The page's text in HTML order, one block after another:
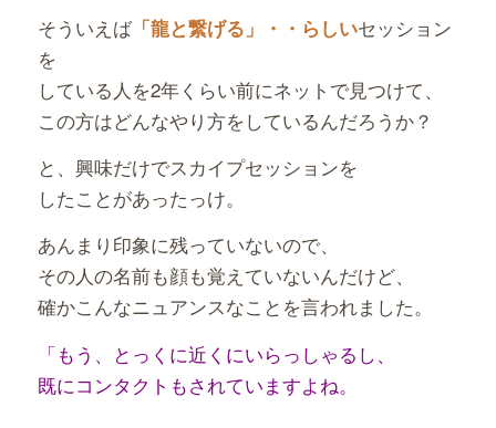
そういえば「龍と繋げる」・・らしいセッション
を
している人を2年くらい前にネットで見つけて、
この方はどんなやり方をしているんだろうか？
と、興味だけでスカイプセッションを
したことがあったっけ。
あんまり印象に残っていないので、
その人の名前も顔も覚えていないんだけど、
確かこんなニュアンスなことを言われました。
「もう、とっくに近くにいらっしゃるし、
既にコンタクトもされていますよね。